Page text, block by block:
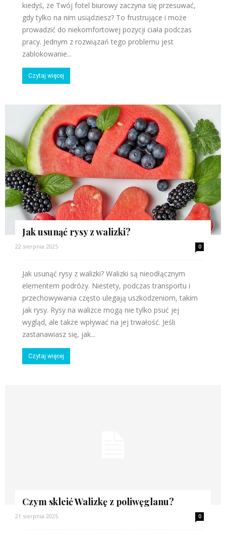
kiedyś, że Twój fotel biurowy zaczyna się przesuwać,
gdy tylko na nim usiądziesz? To frustrujące i może
prowadzić do niekomfortowej pozycji ciała podczas
pracy. Jednym z rozwiązań tego problemu jest
zablokowanie...
Czytaj więcej
Jak usunąć rysy z walizki?
22 sierpnia 2025 0
Jak usunąć rysy z walizki? Walizki są nieodłącznym
elementem podróży. Niestety, podczas transportu i
przechowywania często ulegają uszkodzeniom, takim
jak rysy. Rysy na walizce mogą nie tylko psuć jej
wygląd, ale także wpływać na jej trwałość. Jeśli
zastanawiasz się, jak...
Czytaj więcej
Czym skleić Walizkę z poliwęglanu?
21 sierpnia 2025 0